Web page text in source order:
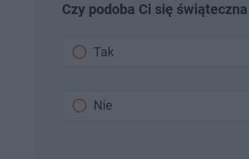
Czy podoba Ci się
Tak
Nie